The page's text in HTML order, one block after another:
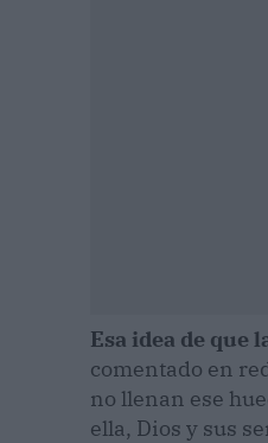
Esa idea de que
comentado en
no llenan ese
ella, Dios y sus